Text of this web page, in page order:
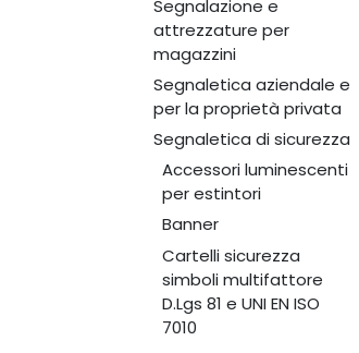
Segnalazione e
attrezzature per
magazzini
Segnaletica aziendale e
per la proprietà privata
Segnaletica di sicurezza
Accessori luminescenti
per estintori
Banner
Cartelli sicurezza
simboli multifattore
D.Lgs 81 e UNI EN ISO
7010